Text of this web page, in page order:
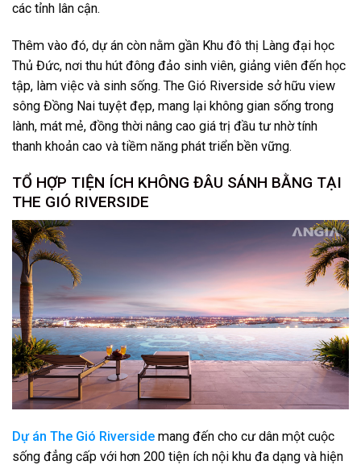
các tỉnh lân cận.
Thêm vào đó, dự án còn nằm gần Khu đô thị Làng đại học
Thủ Đức, nơi thu hút đông đảo sinh viên, giảng viên đến học
tập, làm việc và sinh sống. The Gió Riverside sở hữu view
sông Đồng Nai tuyệt đẹp, mang lại không gian sống trong
lành, mát mẻ, đồng thời nâng cao giá trị đầu tư nhờ tính
thanh khoản cao và tiềm năng phát triển bền vững.
TỔ HỢP TIỆN ÍCH KHÔNG ĐÂU SÁNH BẰNG TẠI
THE GIÓ RIVERSIDE
Dự án The Gió Riverside mang đến cho cư dân một cuộc
sống đẳng cấp với hơn 200 tiện ích nội khu đa dạng và hiện